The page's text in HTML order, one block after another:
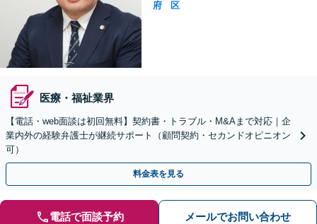
府
区
医療・福祉業界
【電話・web面談は初回無料】契約書・トラブル・M&Aまで対応｜企
業内外の経験弁護士が継続サポート（顧問契約・セカンドオピニオン
可）
料金表を見る
電話で面談予約 メールでお問い合わせ